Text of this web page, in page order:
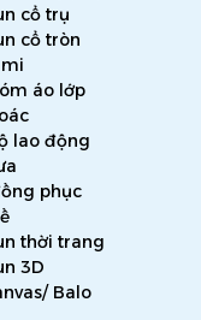
cổ trụ
cổ tròn
áo lớp
lao động
phục
thời trang
3D
Balo